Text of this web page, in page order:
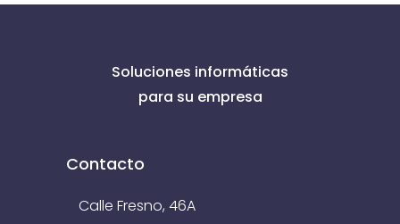
Soluciones informáticas
para su empresa
Contacto
Calle Fresno, 46A